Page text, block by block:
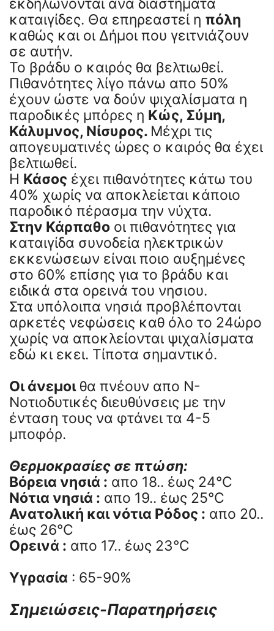
εκδηλώνονται ανα διαστήματα
καταιγίδες. Θα επηρεαστεί η πόλη
καθώς και οι Δήμοι που γειτνιάζουν
σε αυτήν.
Το βράδυ ο καιρός θα βελτιωθεί.
Πιθανότητες λίγο πάνω απο 50%
έχουν ώστε να δούν ψιχαλίσματα η
παροδικές μπόρες η Κώς, Σύμη,
Κάλυμνος, Νίσυρος. Μέχρι τις
απογευματινές ώρες ο καιρός θα έχει
βελτιωθεί.
Η Κάσος έχει πιθανότητες κάτω του
40% χωρίς να αποκλείεται κάποιο
παροδικό πέρασμα την νύχτα.
Στην Κάρπαθο οι πιθανότητες για
καταιγίδα συνοδεία ηλεκτρικών
εκκενώσεων είναι ποιο αυξημένες
στο 60% επίσης για το βράδυ και
ειδικά στα ορεινά του νησιου.
Στα υπόλοιπα νησιά προβλέπονται
αρκετές νεφώσεις καθ όλο το 24ώρο
χωρίς να αποκλείονται ψιχαλίσματα
εδώ κι εκει. Τίποτα σημαντικό.
Οι άνεμοιθα πνέουν απο Ν-
Νοτιοδυτικές διευθύνσεις με την
ένταση τους να φτάνει τα 4-5
μποφόρ.
Θερμοκρασίες σε πτώση:
Βόρεια νησιά : απο 18.. έως 24°C
Νότια νησιά : απο 19.. έως 25°C
Ανατολική και νότια Ρόδος : απο 20..
έως 26°C
Ορεινά : απο 17.. έως 23°C
Υγρασία : 65-90%
Σημειώσεις-Παρατηρήσεις